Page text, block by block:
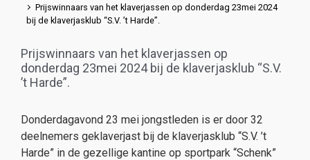
Prijswinnaars van het klaverjassen op donderdag 23mei 2024
bij de klaverjasklub “S.V. ’t Harde”.
Prijswinnaars van het klaverjassen op
donderdag 23mei 2024 bij de klaverjasklub “S.V.
’t Harde”.
​Donderdagavond 23 mei jongstleden is er door 32
deelnemers geklaverjast bij de klaverjasklub “S.V. ’t
Harde” in de gezellige kantine op sportpark “Schenk”